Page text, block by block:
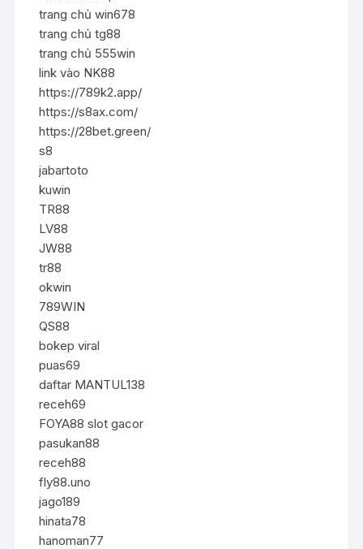
trang chủ win678
trang chủ tg88
trang chủ 555win
link vào NK88
https://789k2.app/
https://s8ax.com/
https://28bet.green/
s8
jabartoto
kuwin
TR88
LV88
JW88
tr88
okwin
789WIN
QS88
bokep viral
puas69
daftar MANTUL138
receh69
FOYA88 slot gacor
pasukan88
receh88
fly88.uno
jago189
hinata78
hanoman77